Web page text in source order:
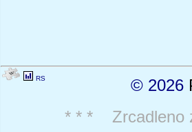
RS © 2026
* * * Zrcadleno